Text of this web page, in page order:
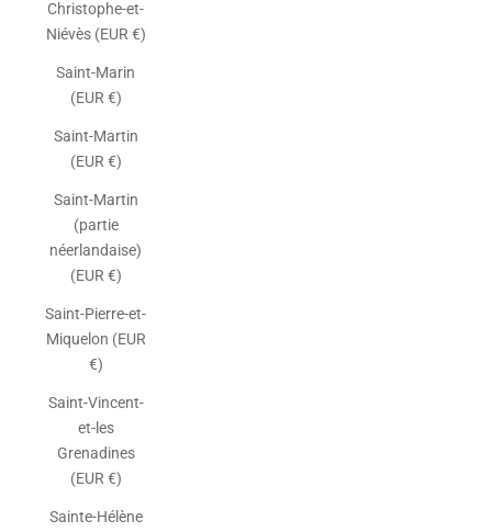
Christophe-et-
Niévès (EUR €)
Saint-Marin
(EUR €)
Saint-Martin
(EUR €)
Saint-Martin
(partie
néerlandaise)
(EUR €)
Saint-Pierre-et-
Miquelon (EUR
€)
Saint-Vincent-
et-les
Grenadines
(EUR €)
Sainte-Hélène